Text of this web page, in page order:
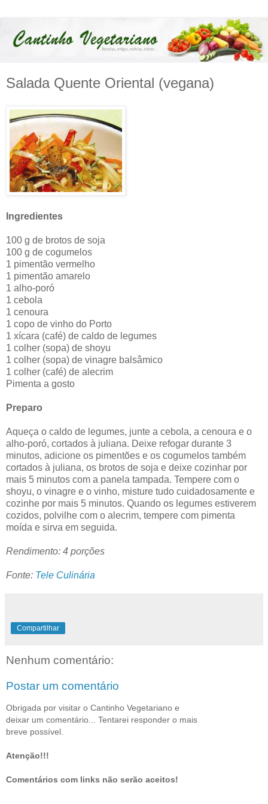
Salada Quente Oriental (vegana)
Ingredientes
100 g de brotos de soja
100 g de cogumelos
1 pimentão vermelho
1 pimentão amarelo
1 alho-poró
1 cebola
1 cenoura
1 copo de vinho do Porto
1 xícara (café) de caldo de legumes
1 colher (sopa) de shoyu
1 colher (sopa) de vinagre balsâmico
1 colher (café) de alecrim
Pimenta a gosto
Preparo
Aqueça o caldo de legumes, junte a cebola, a cenoura e o
alho-poró, cortados à juliana. Deixe refogar durante 3
minutos, adicione os pimentões e os cogumelos também
cortados à juliana, os brotos de soja e deixe cozinhar por
mais 5 minutos com a panela tampada. Tempere com o
shoyu, o vinagre e o vinho, misture tudo cuidadosamente e
cozinhe por mais 5 minutos. Quando os legumes estiverem
cozidos, polvilhe com o alecrim, tempere com pimenta
moída e sirva em seguida.
Rendimento: 4 porções
Fonte: Tele Culinária
Compartilhar
Nenhum comentário:
Postar um comentário
Obrigada por visitar o Cantinho Vegetariano e
deixar um comentário... Tentarei responder o mais
breve possível.
Atenção!!!
Comentários com links não serão aceitos!